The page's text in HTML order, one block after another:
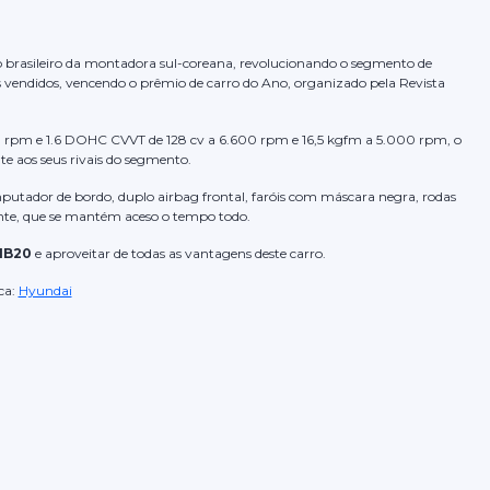
da montadora sul-coreana, revolucionando o segmento de
vencendo o prêmio de carro do Ano, organizado pela Revista
e 1.6 DOHC CVVT de 128 cv a 6.600 rpm e 16,5 kgfm a 5.000 rpm, o
aos seus rivais do segmento.
de bordo, duplo airbag frontal, faróis com máscara negra, rodas
que se mantém aceso o tempo todo.
e aproveitar de todas as vantagens deste carro.
Hyundai